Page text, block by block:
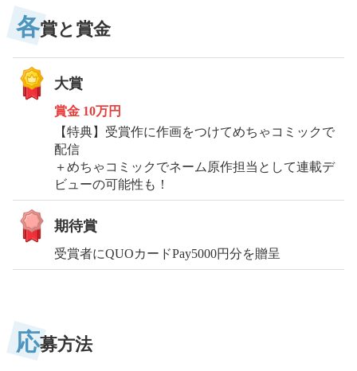
各賞と賞金
大賞
賞金 10万円
【特典】受賞作に作画をつけてめちゃコミックで
配信
＋めちゃコミックでネーム原作担当として連載デ
ビューの可能性も！
期待賞
受賞者にQUOカードPay5000円分を贈呈
応募方法